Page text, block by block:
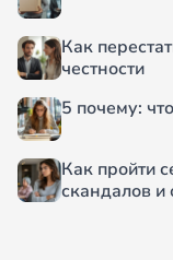
Как
честности
5 почему:
Как пройти
скандалов и